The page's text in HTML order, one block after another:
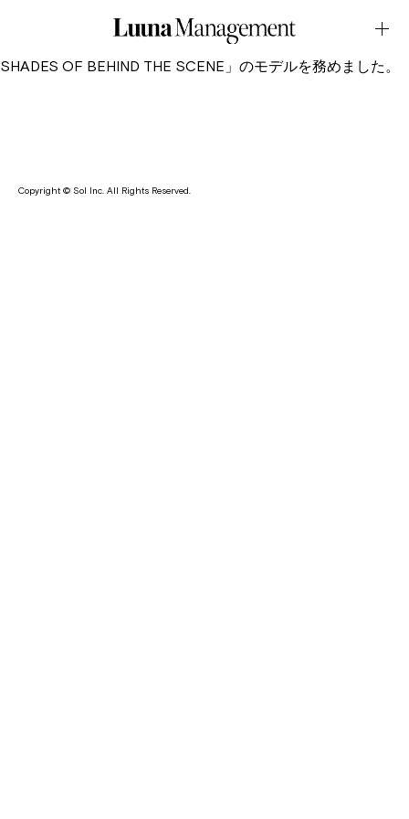
内野七星と愛生が、コスメブランド・ADDICTION から新しく
発売される「Fall 2025 Collection“EDIT YOUR MOOD”60
SHADES OF BEHIND THE SCENE」のモデルを務めました。
Copyright © Sol Inc. All Rights Reserved.